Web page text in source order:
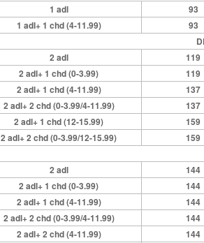
1 adl
93
1 adl+ 1 chd (4-11.99)
93
2 adl
119
2 adl+ 1 chd (0-3.99)
119
2 adl+ 1 chd (4-11.99)
137
2 adl+ 2 chd (0-3.99/4-11.99)
137
2 adl+ 1 chd (12-15.99)
159
2 adl+ 2 chd (0-3.99/12-15.99)
159
2 adl
144
2 adl+ 1 chd (0-3.99)
144
2 adl+ 1 chd (4-11.99)
144
2 adl+ 2 chd (0-3.99/4-11.99)
144
2 adl+ 2 chd (4-11.99)
144